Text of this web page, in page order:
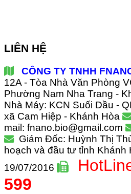
LIÊN HỆ
CÔNG TY TNHH
12A - Tòa Nhà Văn Phòng
Phường Nam Nha Trang -
Nhà Máy: KCN Suối Dầu -
xã Cam Hiệp - Khánh Hòa
mail: fnano.bio@gmail.com
Giám Đốc: Huỳnh Thị
hoạch và đầu tư tỉnh Khánh
19/07/2016
599